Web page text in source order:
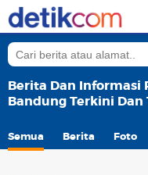
Berita Dan Informasi
Bandung Terkini
Semua Berita Foto